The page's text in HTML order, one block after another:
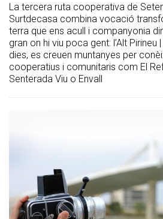
La tercera ruta cooperativa de
Surtdecasa combina vocació
terra que ens acull i companyonia
gran on hi viu poca gent: l’Alt
dies, es creuen muntanyes per
cooperatius i comunitaris com El
Senterada Viu o Envall